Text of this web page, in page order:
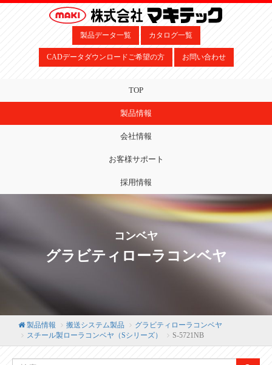
製品データ一覧 カタログ一覧
CADデータダウンロードご希望の方 お問い合わせ
TOP
製品情報
会社情報
お客様サポート
採用情報
コンベヤ
グラビティローラコンベヤ
製品情報 搬送システム製品
グラビティローラコンベヤ
スチール製ローラコンベヤ（Sシリーズ）
S-5721NB